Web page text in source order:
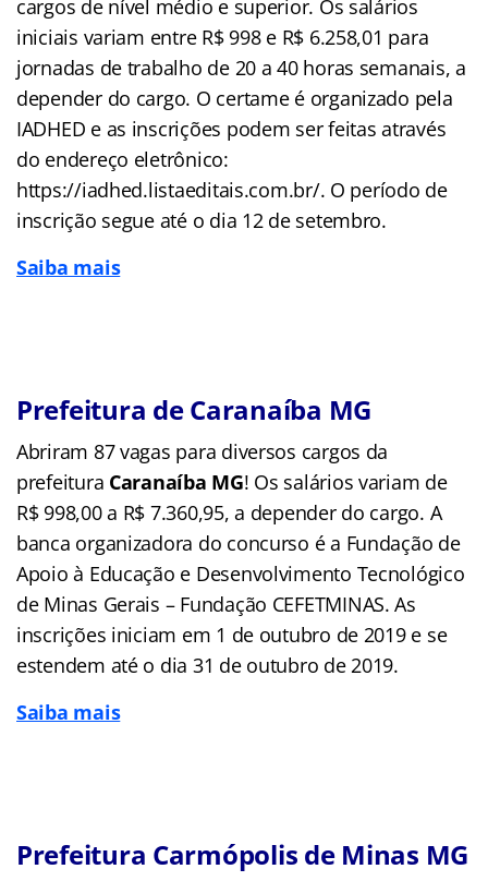
cargos de nível médio e superior. Os salários
iniciais variam entre R$ 998 e R$ 6.258,01 para
jornadas de trabalho de 20 a 40 horas semanais, a
depender do cargo. O certame é organizado pela
IADHED e as inscrições podem ser feitas através
do endereço eletrônico:
https://iadhed.listaeditais.com.br/. O período de
inscrição segue até o dia 12 de setembro.
Saiba mais
Prefeitura de Caranaíba MG
Abriram 87 vagas para diversos cargos da
prefeitura Caranaíba MG! Os salários variam de
R$ 998,00 a R$ 7.360,95, a depender do cargo. A
banca organizadora do concurso é a Fundação de
Apoio à Educação e Desenvolvimento Tecnológico
de Minas Gerais – Fundação CEFETMINAS. As
inscrições iniciam em 1 de outubro de 2019 e se
estendem até o dia 31 de outubro de 2019.
Saiba mais
Prefeitura Carmópolis de Minas MG